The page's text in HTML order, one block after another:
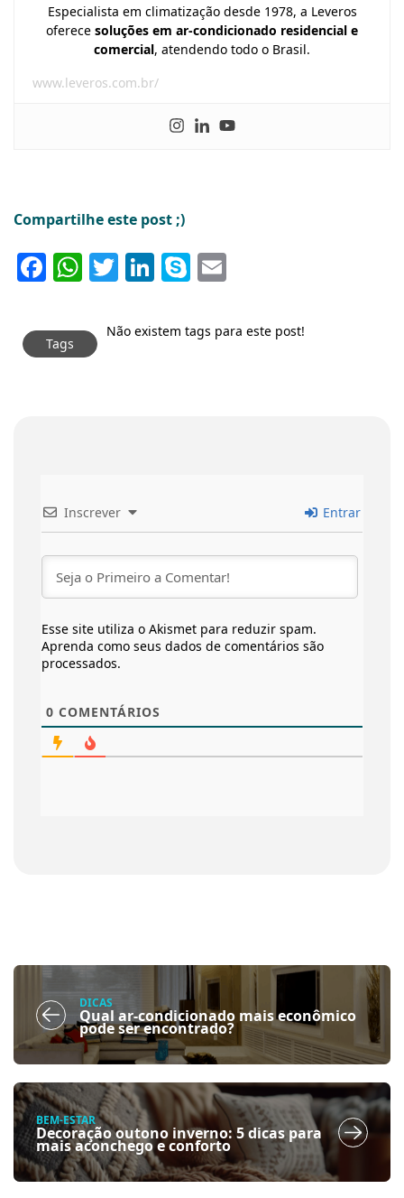
Especialista em climatização desde 1978, a Leveros
oferece soluções em ar-condicionado residencial e
comercial, atendendo todo o Brasil.
www.leveros.com.br/
Compartilhe este post ;)
Facebook
WhatsApp
Twitter
LinkedIn
Skype
Tags
Não existem tags para este post!
Inscrever Entrar
Esse site utiliza o Akismet para reduzir spam.
Aprenda como seus dados de comentários são
processados.
0 COMENTÁRIOS
DICAS
Qual ar-condicionado mais econômico
pode ser encontrado?
BEM-ESTAR
Decoração outono inverno: 5 dicas para
mais aconchego e conforto